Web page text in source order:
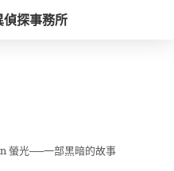
探事務所
螢光──一部黑暗的故事